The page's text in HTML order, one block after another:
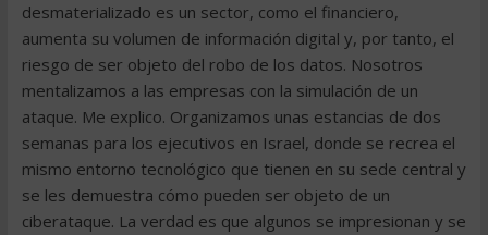
desmaterializado es un sector, como el financiero,
aumenta su volumen de información digital y, por tanto, el
riesgo de ser objeto del robo de los datos. Nosotros
mentalizamos a las empresas con la simulación de un
ataque. Me explico. Organizamos unas estancias de dos
semanas para los ejecutivos en Israel, donde se recrea el
mismo entorno tecnológico que tienen en su sede central y
se les demuestra cómo pueden ser objeto de un
ciberataque. La verdad es que algunos se impresionan y se